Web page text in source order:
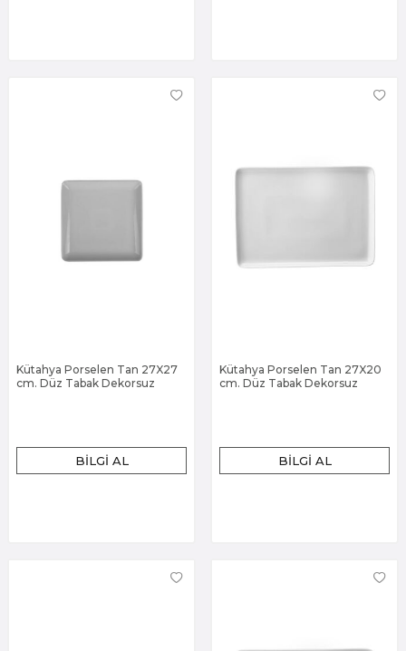
Kütahya Porselen Tan 27X27
cm. Düz Tabak Dekorsuz
BILGI AL
Kütahya Porselen Tan 27X20
cm. Düz Tabak Dekorsuz
BILGI AL